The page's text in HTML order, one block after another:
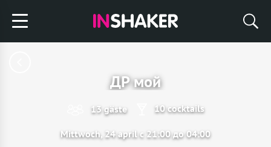
ДР мой
13 gäste 10 cocktails
Mittwoch, 24 april с 21:00 до 04:00